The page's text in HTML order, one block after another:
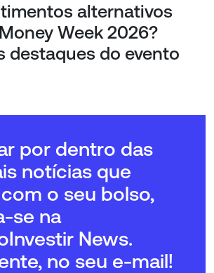
alternativos
Week 2026?
destaques do evento
por dentro das
notícias que
o seu bolso,
se na
News.
no seu e-mail!